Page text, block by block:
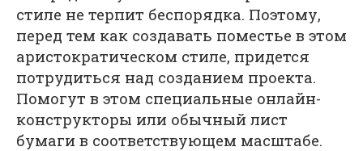
стиле не терпит беспорядка. Поэтому,
перед тем как создавать поместье в этом
аристократическом стиле, придется
потрудиться над созданием проекта.
Помогут в этом специальные онлайн-
конструкторы или обычный лист
бумаги в соответствующем масштабе.